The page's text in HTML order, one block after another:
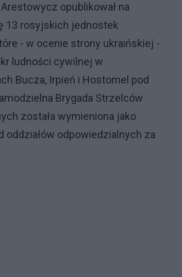
Arestowycz opublikował na
13 rosyjskich jednostek
- w ocenie strony ukraińskiej -
ludności cywilnej w
Bucza, Irpień i Hostomel pod
Brygada Strzelców
została wymieniona jako
oddziałów odpowiedzialnych za